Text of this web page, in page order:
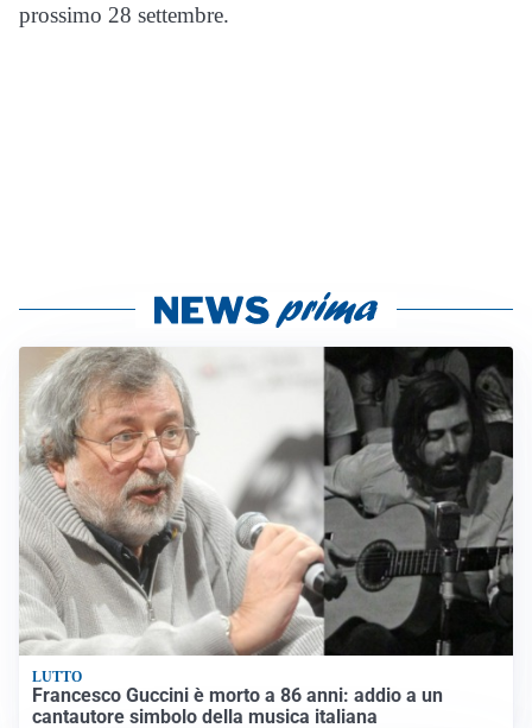
prossimo 28 settembre.
LUTTO
Francesco Guccini è morto a 86 anni: addio a un
cantautore simbolo della musica italiana